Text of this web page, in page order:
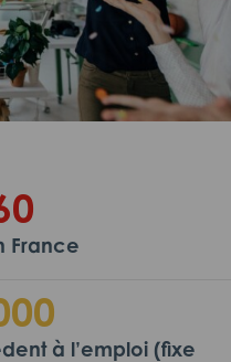
France
à l’emploi (fixe